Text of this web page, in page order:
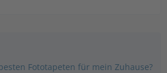
Fototapeten für mein Zuhause?